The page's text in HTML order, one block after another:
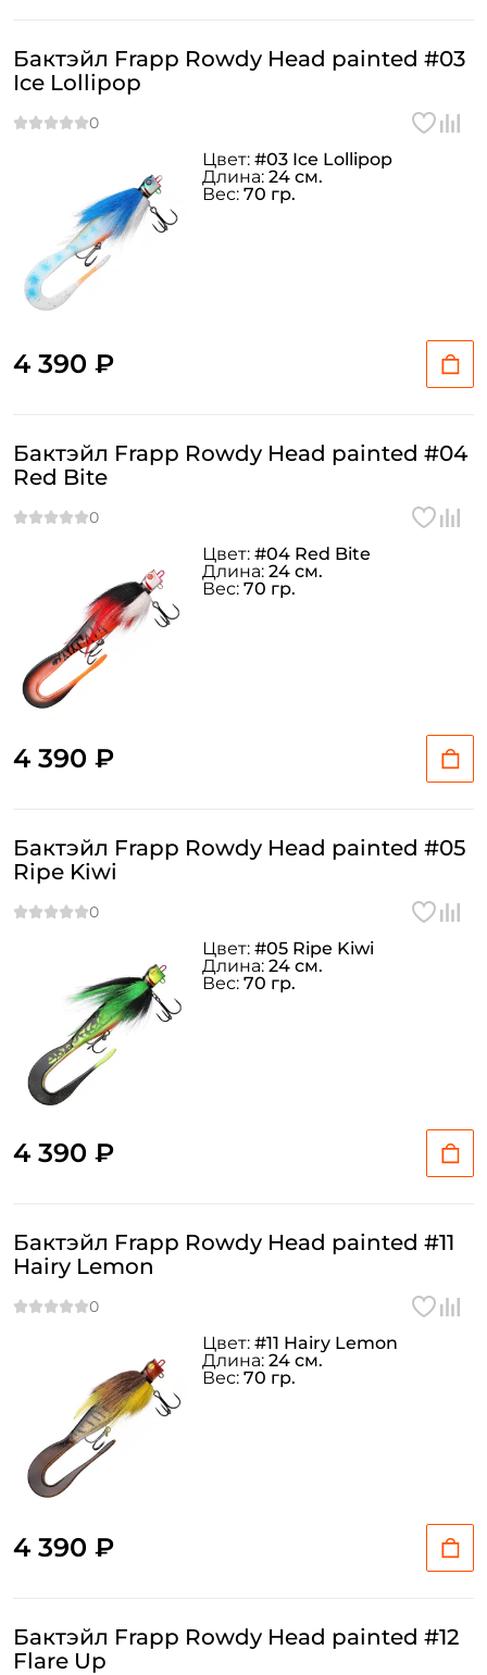
Бактэйл Frapp Rowdy Head painted #03
Ice Lollipop
4 390 ₽
Цвет: #03 Ice Lollipop
Длина: 24 см.
Вес: 70 гр.
Бактэйл Frapp Rowdy Head painted #04
Red Bite
4 390 ₽
Цвет: #04 Red Bite
Длина: 24 см.
Вес: 70 гр.
Бактэйл Frapp Rowdy Head painted #05
Ripe Kiwi
4 390 ₽
Цвет: #05 Ripe Kiwi
Длина: 24 см.
Вес: 70 гр.
Бактэйл Frapp Rowdy Head painted #11
Hairy Lemon
4 390 ₽
Цвет: #11 Hairy Lemon
Длина: 24 см.
Вес: 70 гр.
Бактэйл Frapp Rowdy Head painted #12
Flare Up
ФИО: *
Номер телефона: *
Придумайте пароль: *
Заполняя данную форму вы соглашаетесь на обработку
Создать аккаунт